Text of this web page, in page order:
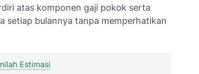
atas komponen gaji pokok serta
setiap bulannya tanpa memperhatikan
Estimasi